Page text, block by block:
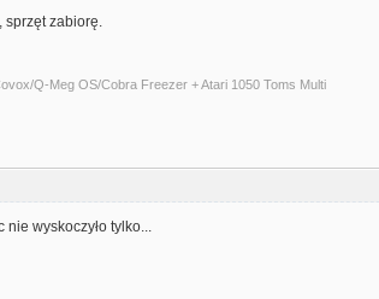
sprzęt zabiorę.
Q-Meg OS/Cobra Freezer + Atari 1050 Toms Multi
wyskoczyło tylko...